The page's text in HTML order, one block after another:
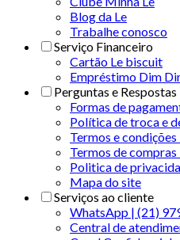
Blog da Le
Trabalhe conosco
Serviço Financeiro
Cartão Le biscuit
Empréstimo Dim
Perguntas e Respostas
Formas de
Política de troca e
Termos e
Termos de
Politica de
Mapa do site
Serviços ao cliente
WhatsApp | (21)
Central de